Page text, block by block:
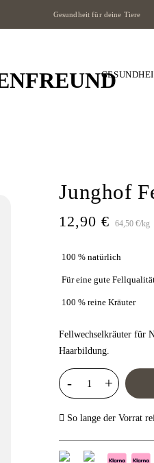
Gesundheit für deine Tiere
Junghof
12,90 € 64,50 €/kg
100 % natürlich
Für eine gute
100 % reine Kräuter
Fellwechselkräuter für
Haarbildung.
So lange der Vorrat